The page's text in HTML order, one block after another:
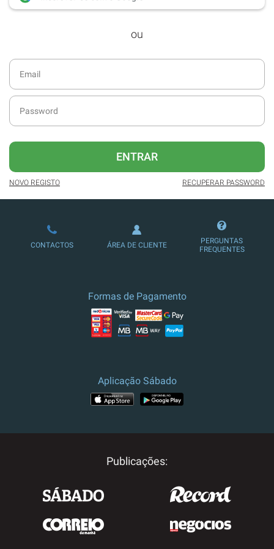
desde dezembro de 2016.
Acesso ao formato digital da SÁBADO
SÁBADO.
diário da atualidade.
publicidade reduzida e não invasiva
no site.
Possibilidade de ler e/ou ouvir artigos.
Ofertas e descontos em produtos,
serviços, eventos desportivos e
ou
ENTRAR
NOVO REGISTO RECUPERAR PASSWORD
CONTACTOS ÁREA DE CLIENTE
PERGUNTAS
FREQUENTES
Formas de Pagamento
Aplicação Sábado
Publicações: